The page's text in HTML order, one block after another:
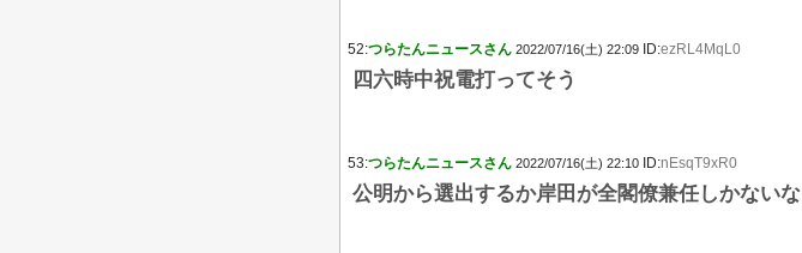
52:つらたんニュースさん 2022/07/16(土) 22:09 ID:ezRL4MqL0
四六時中祝電打ってそう
53:つらたんニュースさん 2022/07/16(土) 22:10 ID:nEsqT9xR0
公明から選出するか岸田が全閣僚兼任しかないな